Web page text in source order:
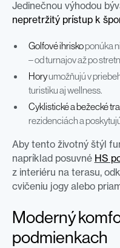
Jedinečnou výhodou
nepretržitý prístup k
Golfové ihriskoponúka
– od turnajov až po
Horyumožňujú v
turistiku aj wellness.
Cyklistické a bežecké
rezidenciách a
Aby tento životný štýl
napríklad posuvné HS
z interiéru na terasu,
cvičeniu jogy alebo
Moderný
podmienkach